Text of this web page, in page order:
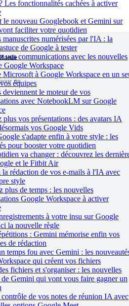
Les fonctionnalités cachées à activer
le nouveau Googlebook et Gemini sur
faciliter votre quotidien
manuscrites numérisées par l'IA : la
de Google à tester
vos communications avec les nouvelles
Google Workspace
Microsoft à Google Workspace en un
équipes
deviennent le moteur de vos
avec NotebookLM sur Google
vos présentations : des avatars IA
vos Google Vids
s'adapte enfin à votre style : les
pour booster votre quotidien
va changer : découvrez les
et le Fitbit Air
la rédaction de vos e-mails à l'IA avec
style
plus de temps : les nouvelles
Google Workspace à activer
à votre insu sur Google
la nouvelle règle
: Gemini mémorise enfin vos
de rédaction
temps fou avec Gemini : les
qui créent vos fichiers
fichiers et s'organiser : les nouvelles
Gemini qui vont vous faire gagner un
contrôle de vos notes de réunion IA avec
un